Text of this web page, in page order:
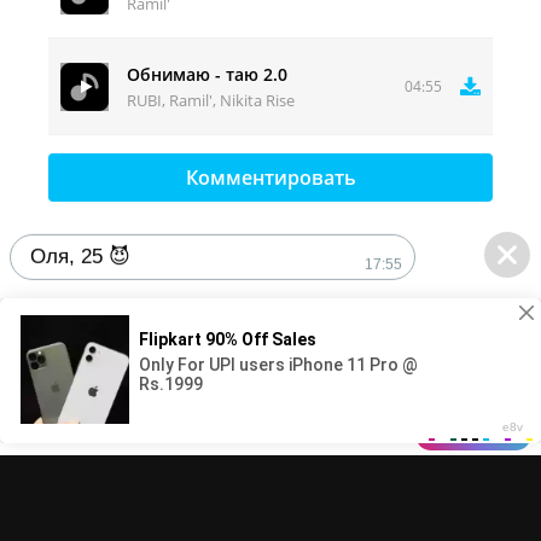
У меня кровь на одежде твоя порезана печень
Перо под ребро ведь ты теперь не со мной
Обнимаю - таю 2.0
RUBI, Ramil', Nikita Rise
04:55
Комментировать
Оля, 25 😈 17:55
1